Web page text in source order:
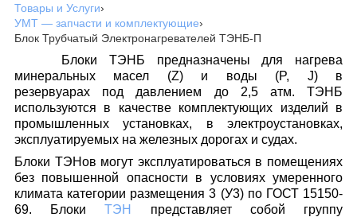
Товары и Услуги›
УМТ ― запчасти и комплектующие›
Блок Трубчатый Электронагревателей ТЭНБ-П
Блоки ТЭНБ предназначены для нагрева
минеральных масел (Z) и воды (P, J) в
резервуарах под давлением до 2,5 атм. ТЭНБ
используются в качестве комплектующих изделий в
промышленных установках, в электроустановках,
эксплуатируемых на железных дорогах и судах.
Блоки ТЭНов могут эксплуатироваться в помещениях
без повышенной опасности в условиях умеренного
климата категории размещения 3 (У3) по ГОСТ 15150-
69. БлокиТЭН
представляет собой группу